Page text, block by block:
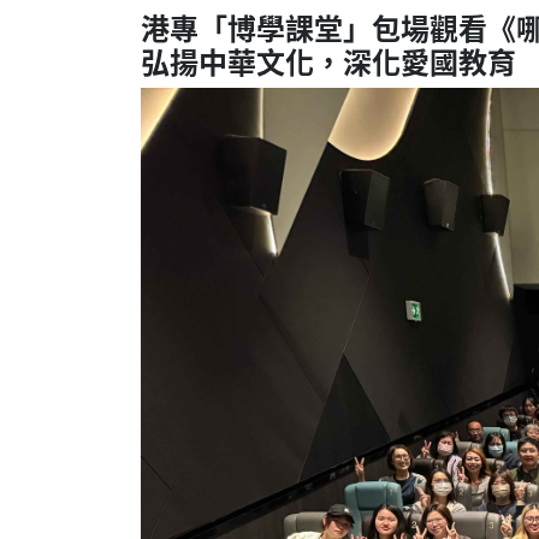
港專「博學課堂」包場觀看《
弘揚中華文化，深化愛國教育